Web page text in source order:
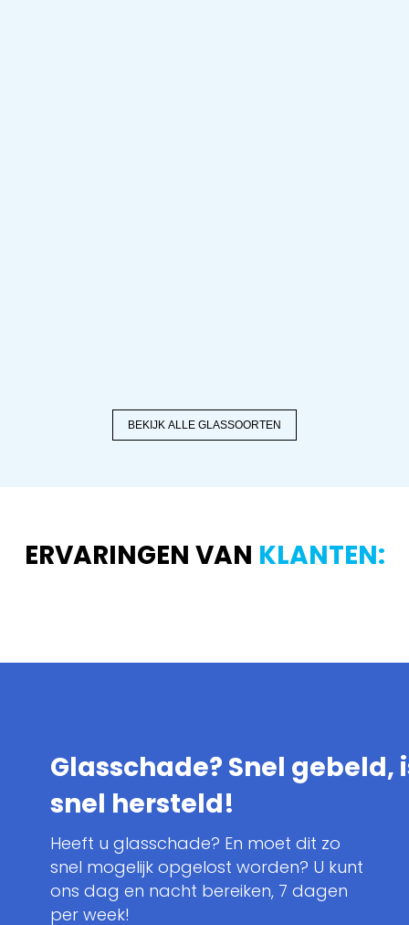
BEKIJK ALLE GLASSOORTEN
ERVARINGEN VAN KLANTEN:
Glasschade? Snel gebeld,
snel hersteld!
Heeft u glasschade? En moet dit zo
snel mogelijk opgelost worden? U kunt
ons dag en nacht bereiken, 7 dagen
per week!